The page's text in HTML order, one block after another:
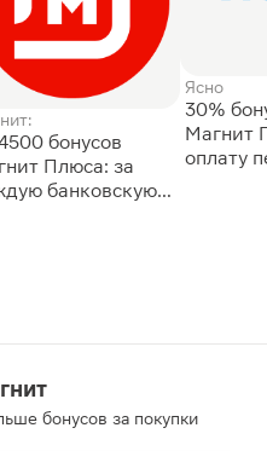
бонусов
Плюса: за
банковскую
Ясно
30%
Магнит
оплату
бонусов за покупки